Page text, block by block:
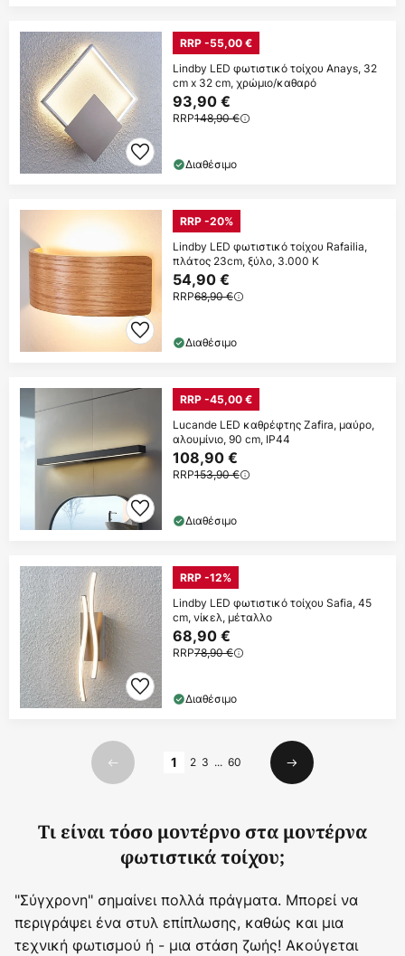
RRP -55,00 €
Lindby LED φωτιστικό τοίχου Anays, 32
cm x 32 cm, χρώμιο/καθαρό
93,90 €
RRP148,90 €
Διαθέσιμο
RRP -20%
Lindby LED φωτιστικό τοίχου Rafailia,
πλάτος 23cm, ξύλο, 3.000 K
54,90 €
RRP68,90 €
Διαθέσιμο
RRP -45,00 €
Lucande LED καθρέφτης Zafira, μαύρο,
αλουμίνιο, 90 cm, IP44
108,90 €
RRP153,90 €
Διαθέσιμο
RRP -12%
Lindby LED φωτιστικό τοίχου Safia, 45
cm, νίκελ, μέταλλο
68,90 €
RRP78,90 €
Διαθέσιμο
Προηγούμενο
1 2 3 ... 60
Επόμενο
Τι είναι τόσο μοντέρνο στα μοντέρνα
φωτιστικά τοίχου;
"Σύγχρονη" σημαίνει πολλά πράγματα. Μπορεί να
περιγράψει ένα στυλ επίπλωσης, καθώς και μια
τεχνική φωτισμού ή - μια στάση ζωής! Ακούγεται